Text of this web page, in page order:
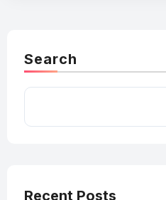
Search
Recent Posts